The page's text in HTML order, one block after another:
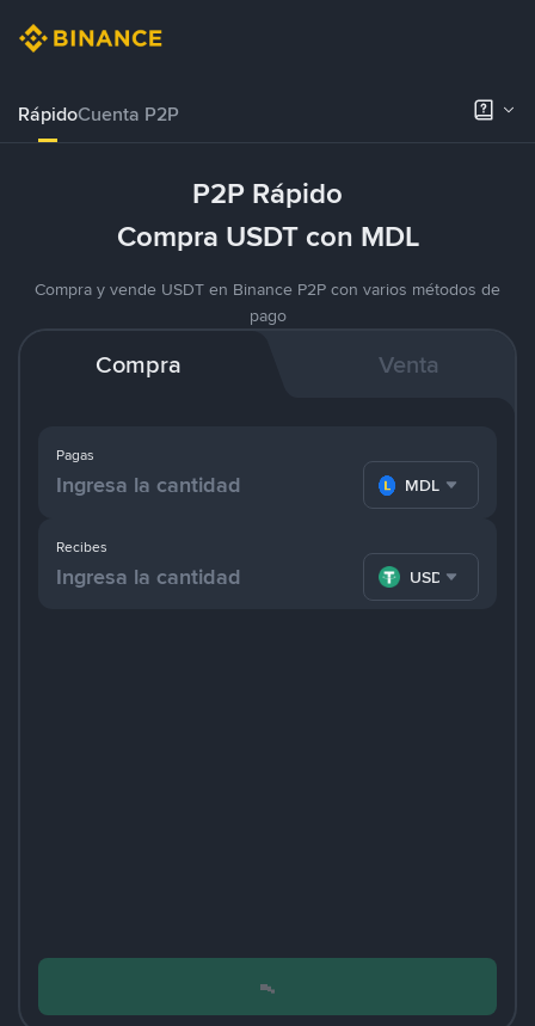
RápidoCuenta P2P
P2P Rápido
Compra USDT con MDL
Compra y vende USDT en Binance P2P con varios métodos de
pago
Compra Venta
Pagas
MDL
Recibes
USDT